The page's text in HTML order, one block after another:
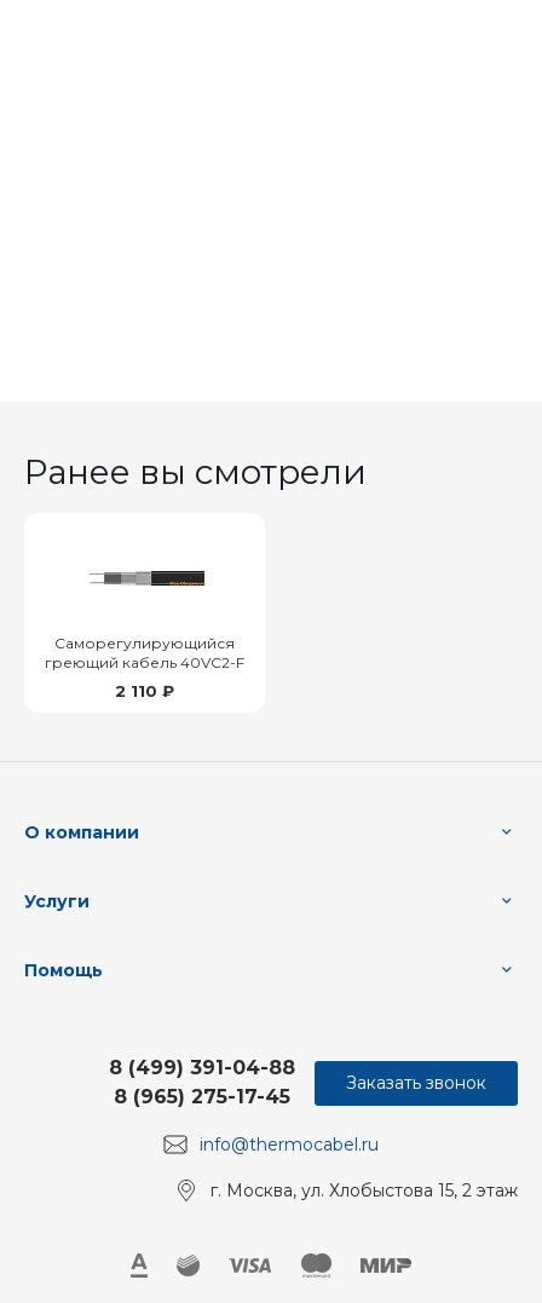
Ранее вы смотрели
Саморегулирующийся
греющий кабель 40VC2-F
2 110 ₽
О компании
Услуги
Помощь
info@thermocabel.ru
8 (499) 391-04-88
8 (965) 275-17-45
г. Москва, ул. Хлобыстова 15, 2 этаж
Заказать звонок